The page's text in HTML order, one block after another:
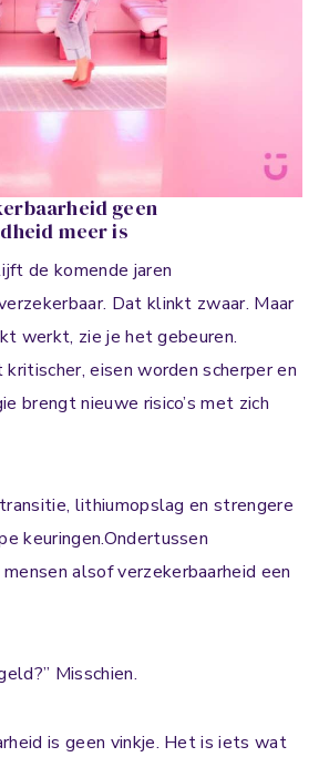
geen
meer is
de komende jaren
Dat klinkt zwaar. Maar
werkt, zie je het gebeuren.
eisen worden scherper en
brengt nieuwe risico’s met zich
lithiumopslag en strengere
keuringen.Ondertussen
alsof verzekerbaarheid een
Misschien.
is geen vinkje. Het is iets wat